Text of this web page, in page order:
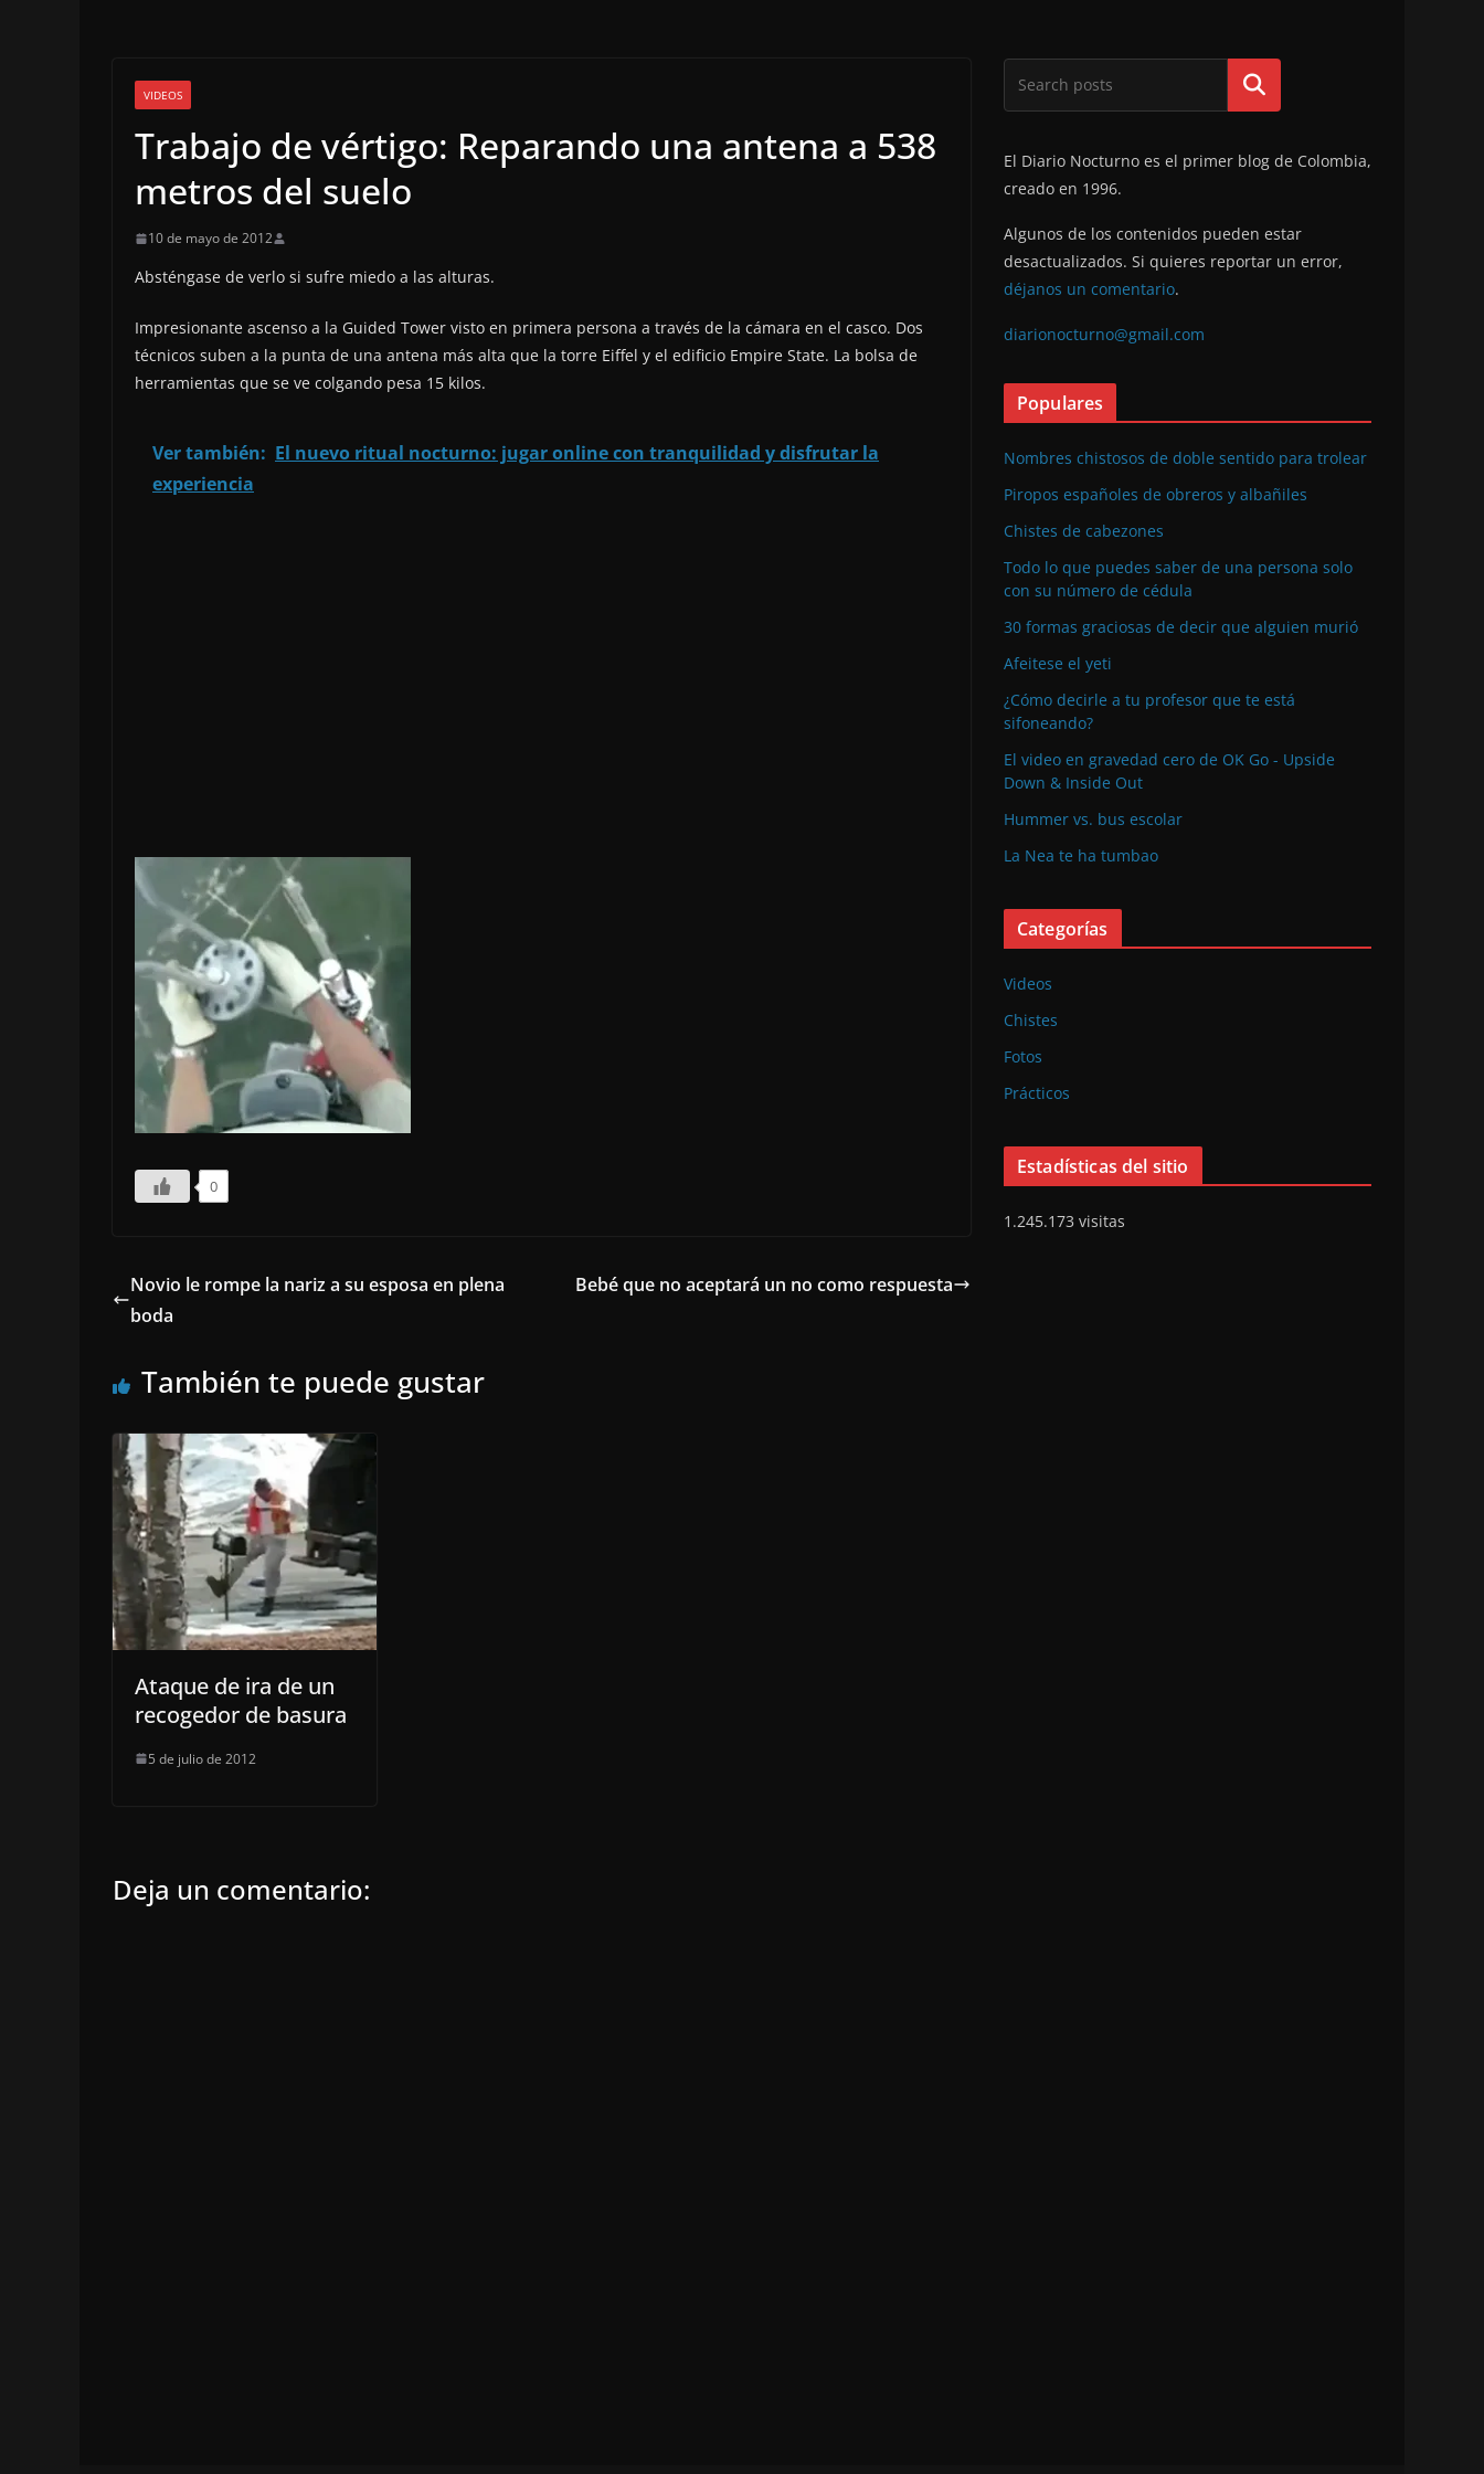
VIDEOS
Trabajo de vértigo: Reparando una antena a 538
metros del suelo
10 de mayo de 2012
Absténgase de verlo si sufre miedo a las alturas.
Impresionante ascenso a la Guided Tower visto en primera persona a través de la cámara en el casco. Dos
técnicos suben a la punta de una antena más alta que la torre Eiffel y el edificio Empire State. La bolsa de
herramientas que se ve colgando pesa 15 kilos.
Ver también: El nuevo ritual nocturno: jugar online con tranquilidad y disfrutar la
experiencia
0
Novio le rompe la nariz a su esposa en plena
boda
Bebé que no aceptará un no como respuesta
También te puede gustar
Ataque de ira de un
recogedor de basura
5 de julio de 2012
Deja un comentario:
Buscar
El Diario Nocturno es el primer blog de Colombia,
creado en 1996.
Algunos de los contenidos pueden estar
desactualizados. Si quieres reportar un error,
déjanos un comentario.
diarionocturno@gmail.com
Populares
Nombres chistosos de doble sentido para trolear
Piropos españoles de obreros y albañiles
Chistes de cabezones
Todo lo que puedes saber de una persona solo
con su número de cédula
30 formas graciosas de decir que alguien murió
Afeitese el yeti
¿Cómo decirle a tu profesor que te está
sifoneando?
El video en gravedad cero de OK Go - Upside
Down & Inside Out
Hummer vs. bus escolar
La Nea te ha tumbao
Categorías
Videos
Chistes
Fotos
Prácticos
Estadísticas del sitio
1.245.173 visitas